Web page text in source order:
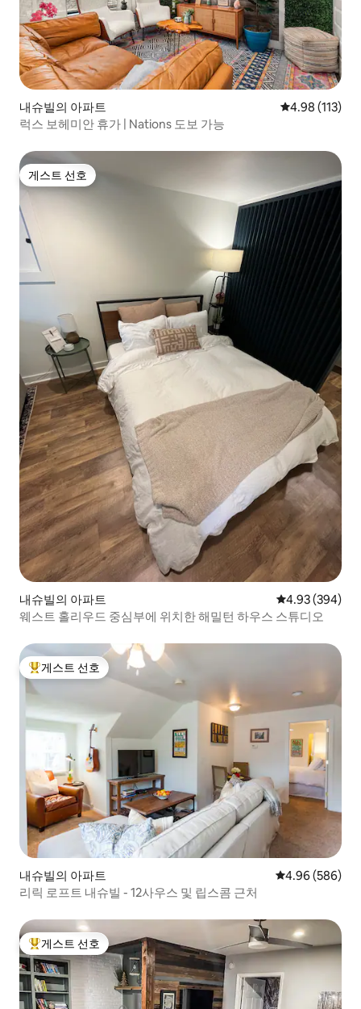
내슈빌의 아파트 평점 4.98점(5
4.98 (113)
럭스 보헤미안 휴가 | Nations 도보 가능
게스트 선호
게스트 선호
내슈빌의 아파트 평점 4.93점(5
4.93 (394)
웨스트 홀리우드 중심부에 위치한 해밀턴 하우스 스튜디오
상위 게스트 선호
게스트 선호
내슈빌의 아파트 평점 4.96점(5
4.96 (586)
리릭 로프트 내슈빌 - 12사우스 및 립스콤 근처
상위 게스트 선호
게스트 선호